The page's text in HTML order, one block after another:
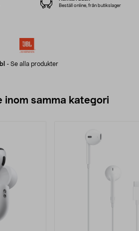
- Se alla produkter
Beställ online, från butikslager
inom samma kategori